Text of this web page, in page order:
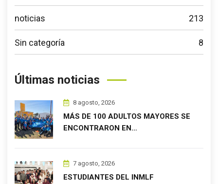
noticias 213
Sin categoría 8
Últimas noticias
8 agosto, 2026
MÁS DE 100 ADULTOS MAYORES SE
ENCONTRARON EN…
7 agosto, 2026
ESTUDIANTES DEL INMLF